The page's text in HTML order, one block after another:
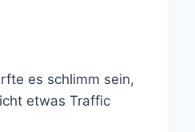
es schlimm sein,
etwas Traffic